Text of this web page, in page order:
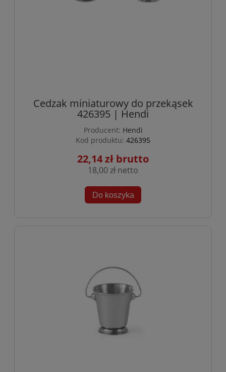
Cedzak miniaturowy do przekąsek
426395 | Hendi
Producent: Hendi
Kod produktu: 426395
22,14 zł
18,00 zł
Do koszyka